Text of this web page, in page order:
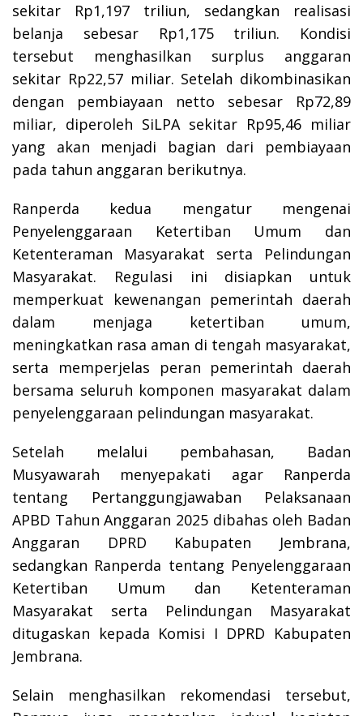
sekitar Rp1,197 triliun, sedangkan realisasi
belanja sebesar Rp1,175 triliun. Kondisi
tersebut menghasilkan surplus anggaran
sekitar Rp22,57 miliar. Setelah dikombinasikan
dengan pembiayaan netto sebesar Rp72,89
miliar, diperoleh SiLPA sekitar Rp95,46 miliar
yang akan menjadi bagian dari pembiayaan
pada tahun anggaran berikutnya.
Ranperda kedua mengatur mengenai
Penyelenggaraan Ketertiban Umum dan
Ketenteraman Masyarakat serta Pelindungan
Masyarakat. Regulasi ini disiapkan untuk
memperkuat kewenangan pemerintah daerah
dalam menjaga ketertiban umum,
meningkatkan rasa aman di tengah masyarakat,
serta memperjelas peran pemerintah daerah
bersama seluruh komponen masyarakat dalam
penyelenggaraan pelindungan masyarakat.
Setelah melalui pembahasan, Badan
Musyawarah menyepakati agar Ranperda
tentang Pertanggungjawaban Pelaksanaan
APBD Tahun Anggaran 2025 dibahas oleh Badan
Anggaran DPRD Kabupaten Jembrana,
sedangkan Ranperda tentang Penyelenggaraan
Ketertiban Umum dan Ketenteraman
Masyarakat serta Pelindungan Masyarakat
ditugaskan kepada Komisi I DPRD Kabupaten
Jembrana.
Selain menghasilkan rekomendasi tersebut,